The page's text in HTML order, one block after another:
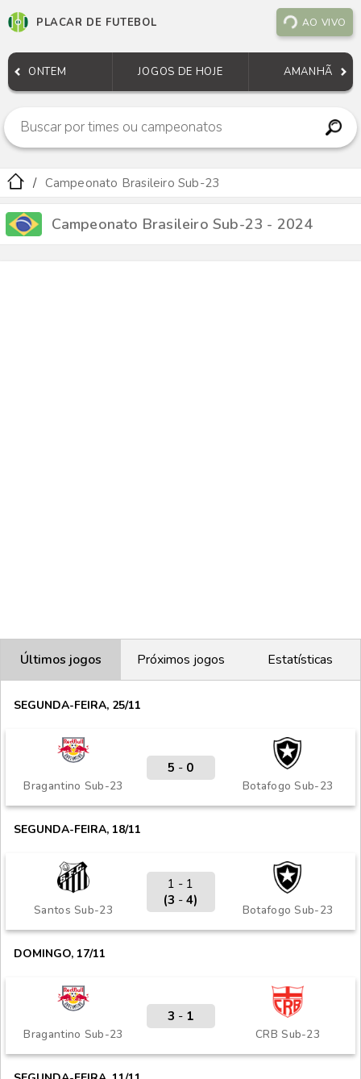
PLACAR DE FUTEBOL AO VIVO
ONTEM JOGOS DE HOJE AMANHÃ
Campeonato Brasileiro Sub-23
Campeonato Brasileiro Sub-23 - 2024
Últimos jogos Próximos jogos Estatísticas
SEGUNDA-FEIRA, 25/11
Bragantino Sub-23 Botafogo Sub-23
5 - 0
SEGUNDA-FEIRA, 18/11
Santos Sub-23 Botafogo Sub-23
1 - 1
(3 - 4)
DOMINGO, 17/11
Bragantino Sub-23 CRB Sub-23
3 - 1